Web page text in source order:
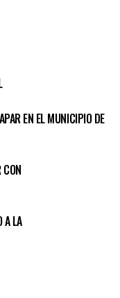
EN EL MUNICIPIO DE
CON
A LA